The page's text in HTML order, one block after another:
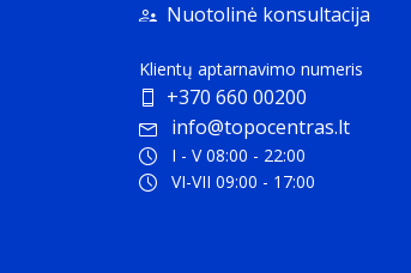
Nuotolinė konsultacija
Klientų aptarnavimo numeris
+370 660 00200
info@topocentras.lt
I - V 08:00 - 22:00
VI-VII 09:00 - 17:00